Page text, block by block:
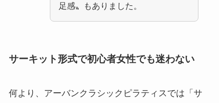
足感〟もありました。
サーキット形式で初心者女性でも迷わない
何より、アーバンクラシックピラティスでは「サ